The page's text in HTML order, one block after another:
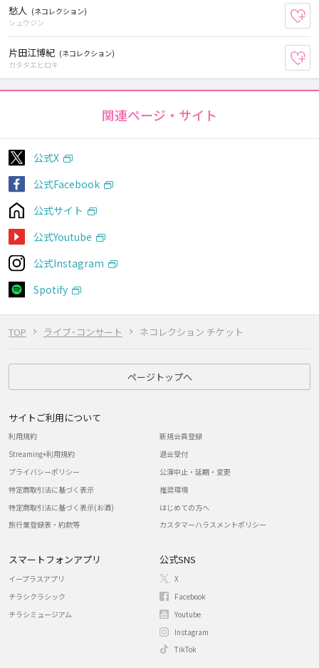
TOP ライブ･コンサート ネコレクション チケット
愁人 (ネコレクション)
シュウジン
片田江博紀 (ネコレクション)
カタタエヒロキ
関連ページ・サイト
公式X
公式Facebook
公式サイト
公式Youtube
公式Instagram
Spotify
ページトップへ
サイトご利用について
利用規約
Streaming+利用規約
プライバシーポリシー
特定商取引法に基づく表示
特定商取引法に基づく表示(お酒)
旅行業登録表・約款等
新規会員登録
退会受付
公演中止・延期・変更
推奨環境
はじめての方へ
カスタマーハラスメントポリシー
スマートフォンアプリ
イープラスアプリ
チラシクラシック
チラシミュージアム
公式SNS
X
Facebook
Youtube
Instagram
TikTok